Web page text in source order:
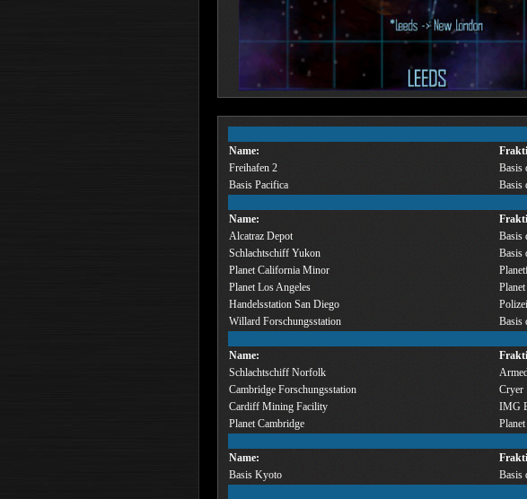
Name:
Freihafen 2
Basis
Basis Pacifica
Basis
Name:
Alcatraz Depot
Basis
Schlachtschiff Yukon
Basis
Planet California Minor
Planet Los Angeles
Handelsstation San Diego
Willard Forschungsstation
Basis
Name:
Schlachtschiff Norfolk
Cambridge Forschungsstation
Cryer
Cardiff Mining Facility
IMG
Planet Cambridge
Name:
Basis Kyoto
Basis